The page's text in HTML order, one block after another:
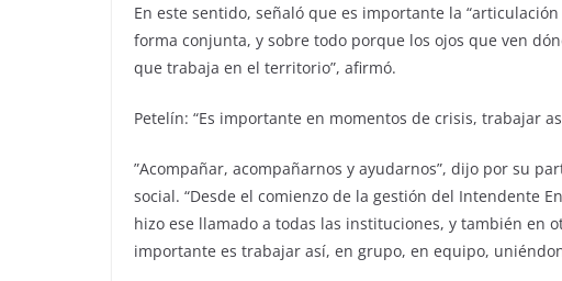
​En este sentido, señaló que es importante la
forma conjunta, y sobre todo porque los ojos ​que ven
que ​trabaja en el territorio​”, afirmó.​
Petelín: “Es importante en momentos de crisis, trabajar
​”Acompañar, acompañarnos y ayudarnos”, dijo por su
social. “Desde el comienzo de la gestión del Intendente
hizo ese llamado a todas las instituciones, y también en
importante es trabajar así, en grupo, en equipo,